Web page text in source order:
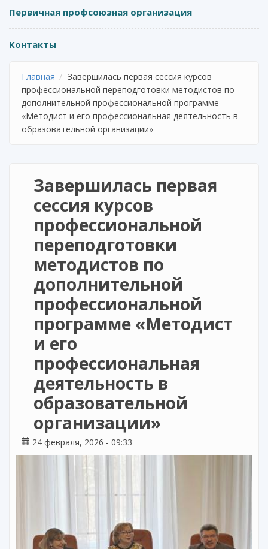
Первичная профсоюзная организация
Контакты
Главная
Завершилась первая сессия курсов
профессиональной переподготовки методистов по
дополнительной профессиональной программе
«Методист и его профессиональная деятельность в
образовательной организации»
Завершилась первая
сессия курсов
профессиональной
переподготовки
методистов по
дополнительной
профессиональной
программе «Методист
и его
профессиональная
деятельность в
образовательной
организации»
24 февраля, 2026 - 09:33